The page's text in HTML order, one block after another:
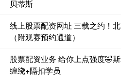
贝蒂斯
线上股票配资网址 三载之约！
（附观赛预约通道）
股票配资业务 给你上点强度🤣
缠绕+隔扣学员